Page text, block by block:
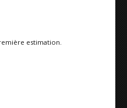
estimation.